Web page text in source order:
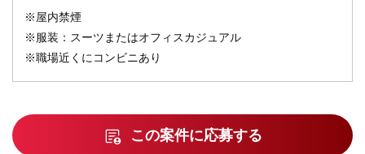
※屋内禁煙
※服装：スーツまたはオフィスカジュアル
※職場近くにコンビニあり
この案件に応募する